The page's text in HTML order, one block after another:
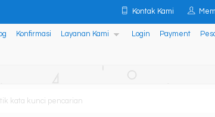
Kontak Kami
Konfirmasi Layanan Kami Login Payment